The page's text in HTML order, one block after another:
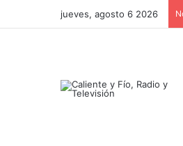
jueves, agosto 6 2026